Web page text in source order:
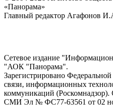
«Панорама»
Главный редактор Агафонов
Сетевое издание
"АОК "Панорама".
Зарегистрировано
связи, информационных
коммуникаций (Роскомнадзор).
СМИ Эл № ФС77-63561 от 02